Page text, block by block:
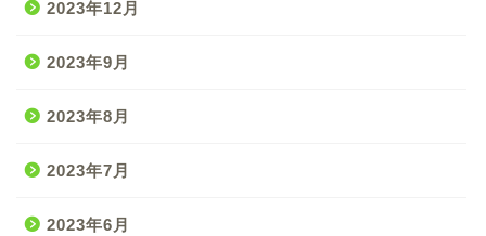
2023年12月
2023年9月
2023年8月
2023年7月
2023年6月